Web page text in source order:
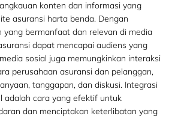
konten dan informasi yang
asuransi harta benda. Dengan
yang bermanfaat dan relevan di media
dapat mencapai audiens yang
sosial juga memungkinkan interaksi
perusahaan asuransi dan pelanggan,
tanggapan, dan diskusi. Integrasi
adalah cara yang efektif untuk
dan menciptakan keterlibatan yang